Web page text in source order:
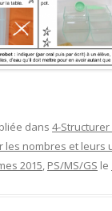
dans 4-
les nombres et leurs
2015, PS/MS/GS le